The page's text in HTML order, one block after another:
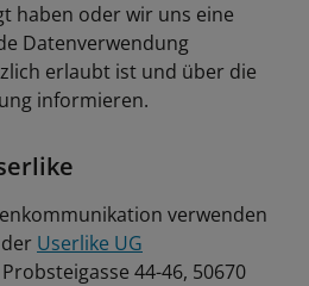
haben oder wir uns eine
Datenverwendung
erlaubt ist und über die
informieren.
verwenden
Userlike UG
44-46, 50670